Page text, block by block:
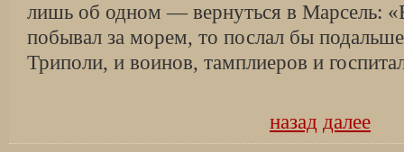
лишь об одном — вернуться в Марсель:
побывал за морем, то послал бы
Триполи, и воинов, тамплиеров и
назад далее